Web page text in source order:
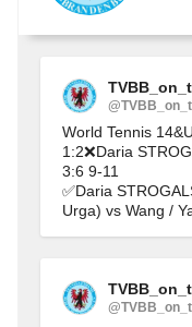
World Tennis
1:2❌Daria
3:6 9-11
✅Daria
Urga) vs Wang /